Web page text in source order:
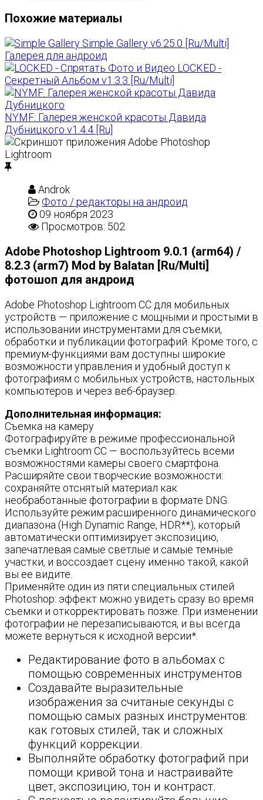
Похожие материалы
Simple Gallery v6.25.0 [Ru/Multi]
Галерея для андроид
LOCKED -
Секретный Альбом v1.3.3 [Ru/Multi]
NYMF: Галерея женской красоты Давида
Дубницкого v1.4.4 [Ru]
Androk
Фото / редакторы на андроид
09 ноября 2023
Просмотров: 502
Adobe Photoshop Lightroom 9.0.1 (arm64) /
8.2.3 (arm7) Mod by Balatan [Ru/Multi]
фотошоп для андроид
Adobe Photoshop Lightroom CC для мобильных
устройств — приложение с мощными и простыми в
использовании инструментами для съемки,
обработки и публикации фотографий. Кроме того, с
премиум-функциями вам доступны широкие
возможности управления и удобный доступ к
фотографиям с мобильных устройств, настольных
компьютеров и через веб-браузер.
Дополнительная информация:
Съемка на камеру
Фотографируйте в режиме профессиональной
съемки Lightroom CC — воспользуйтесь всеми
возможностями камеры своего смартфона.
Расширяйте свои творческие возможности:
сохраняйте отснятый материал как
необработанные фотографии в формате DNG.
Используйте режим расширенного динамического
диапазона (High Dynamic Range, HDR**), который
автоматически оптимизирует экспозицию,
запечатлевая самые светлые и самые темные
участки, и воссоздает сцену именно такой, какой
вы ее видите.
Применяйте один из пяти специальных стилей
Photoshop: эффект можно увидеть сразу во время
съемки и откорректировать позже. При изменении
фотографии не перезаписываются, и вы всегда
можете вернуться к исходной версии*.
Редактирование фото в альбомах с
помощью современных инструментов
Создавайте выразительные
изображения за считаные секунды с
помощью самых разных инструментов:
как готовых стилей, так и сложных
функций коррекции.
Выполняйте обработку фотографий при
помощи кривой тона и настраивайте
цвет, экспозицию, тон и контраст.